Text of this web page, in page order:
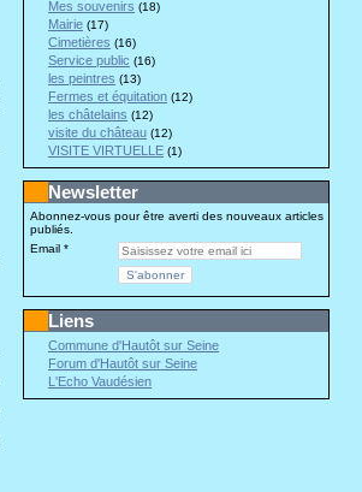
Mes souvenirs (18)
Mairie (17)
Cimetières (16)
Service public (16)
les peintres (13)
Fermes et équitation (12)
les châtelains (12)
visite du château (12)
VISITE VIRTUELLE (1)
Newsletter
Abonnez-vous pour être averti des nouveaux articles
publiés.
Email
Liens
Commune d'Hautôt sur Seine
Forum d'Hautôt sur Seine
L'Echo Vaudésien